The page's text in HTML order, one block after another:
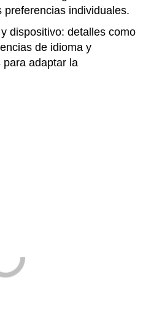
preferencias individuales.
dispositivo: detalles como
de idioma y
para adaptar la